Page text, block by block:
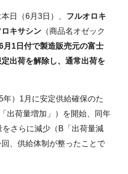
日（6月3日）、 フルオロキ
キサシン （商品名オゼック
月1日付で製造販売元の富士
出荷を解除し、通常出荷を
）1月に安定供給確保のた
出荷量増加」）を開始、同年
さらに減少（B「出荷量減
、供給体制が整ったことで